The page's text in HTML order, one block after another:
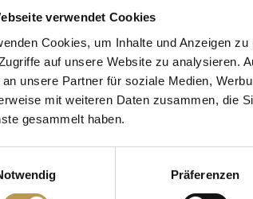
verwendet Cookies
Cookies, um Inhalte und Anzeigen
auf unsere Website zu analysieren.
unsere Partner für soziale Medien,
mit weiteren Daten zusammen, die
gesammelt haben.
Präferenzen
Bauvorhaben und die
wurde Klaus Baumgart von
„Kurdirektor von Welsum“
Arbeitsvertrag
wie auch das